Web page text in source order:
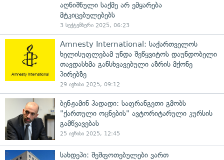
აღნიშნული საქმე არ ემყარება
მტკიცებულებებს
3 სექტემბერი 2025, 06:23
Amnesty International: საქართველოს
ხელისუფლებამ უნდა შეწყვიტოს დაუნდობელი
თავდასხმა განსხვავებული აზრის მქონე
პირებზე
29 ივნისი 2025, 09:12
ბენჟამინ ჰადადი: საფრანგეთი გმობს
"ქართული ოცნების" ავტორიტარული კურსის
გამწვავებას
25 ივნისი 2025, 12:45
სახდეპი: შეშფოთებულები ვართ